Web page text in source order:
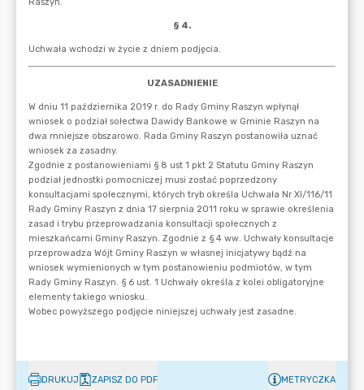
DRUKUJ ZAPISZ DO PDF METRYCZKA